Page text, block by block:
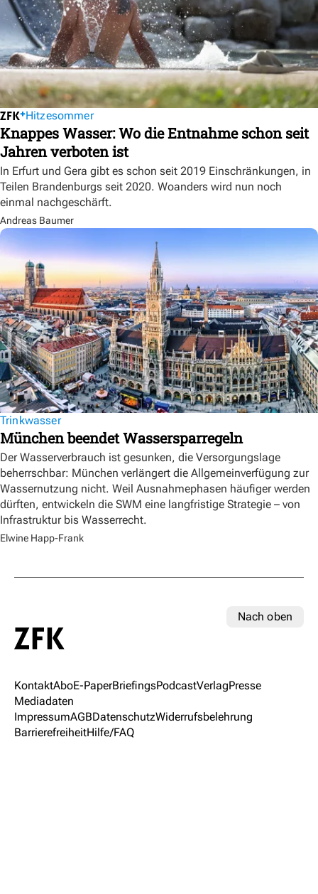
Hitzesommer
Knappes Wasser: Wo die Entnahme schon seit
Jahren verboten ist
In Erfurt und Gera gibt es schon seit 2019 Einschränkungen, in
Teilen Brandenburgs seit 2020. Woanders wird nun noch
einmal nachgeschärft.
Andreas Baumer
Trinkwasser
München beendet Wassersparregeln
Der Wasserverbrauch ist gesunken, die Versorgungslage
beherrschbar: München verlängert die Allgemeinverfügung zur
Wassernutzung nicht. Weil Ausnahmephasen häufiger werden
dürften, entwickeln die SWM eine langfristige Strategie – von
Infrastruktur bis Wasserrecht.
Elwine Happ-Frank
Nach oben
KontaktAboE-PaperBriefingsPodcastVerlagPresse
Mediadaten
ImpressumAGBDatenschutzWiderrufsbelehrung
BarrierefreiheitHilfe/FAQ